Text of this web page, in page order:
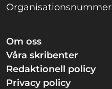
Organisationsnummer
Om oss
Våra skribenter
Redaktionell policy
Privacy policy